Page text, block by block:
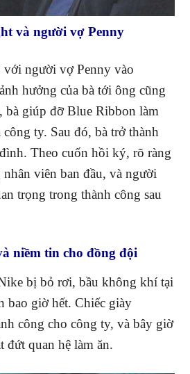
và người vợ Penny
với người vợ Penny vào
hưởng của bà tới ông cũng
bà giúp đỡ Blue Ribbon làm
công ty. Sau đó, bà trở thành
Theo cuốn hồi ký, rõ ràng
viên ban đầu, và người
trọng trong thành công sau
niềm tin cho đồng đội
bị bỏ rơi, bầu không khí tại
bao giờ hết. Chiếc giày
công cho công ty, và bây giờ
đứt quan hệ làm ăn.